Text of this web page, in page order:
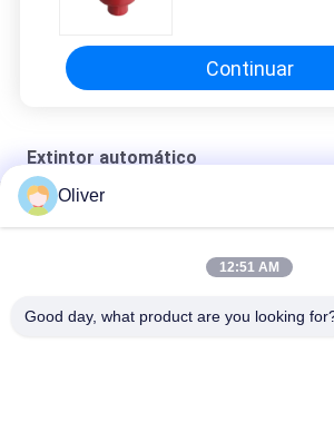
Continuar
Extintor automático
Extintores automáticos del polvo 6KG para
Oliver
12:51 AM
Good day, what product are you looking